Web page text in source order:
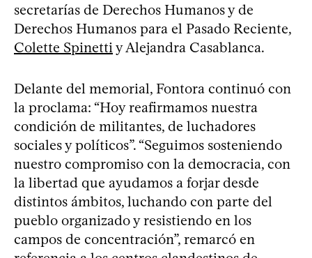
secretarías de Derechos Humanos y de
Derechos Humanos para el Pasado Reciente,
Colette Spinetti y Alejandra Casablanca.
Delante del memorial, Fontora continuó con
la proclama: “Hoy reafirmamos nuestra
condición de militantes, de luchadores
sociales y políticos”. “Seguimos sosteniendo
nuestro compromiso con la democracia, con
la libertad que ayudamos a forjar desde
distintos ámbitos, luchando con parte del
pueblo organizado y resistiendo en los
campos de concentración”, remarcó en